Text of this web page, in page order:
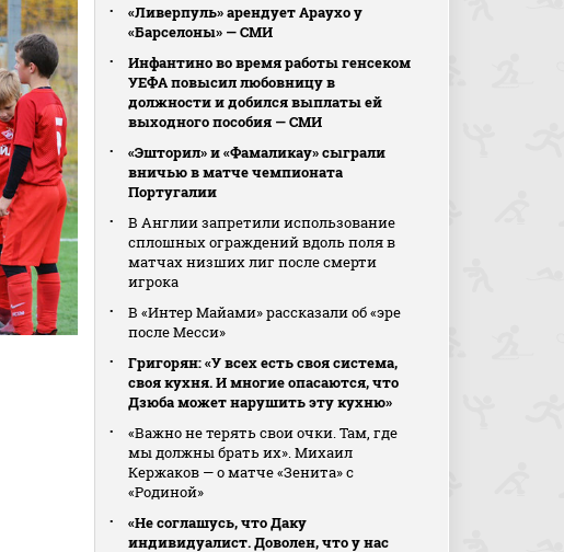
«Ливерпуль» арендует Араухо у
«Барселоны» — СМИ
Инфантино во время работы генсеком
УЕФА повысил любовницу в
должности и добился выплаты ей
выходного пособия — СМИ
«Эшторил» и «Фамаликау» сыграли
вничью в матче чемпионата
Португалии
В Англии запретили использование
сплошных ограждений вдоль поля в
матчах низших лиг после смерти
игрока
В «Интер Майами» рассказали об «эре
после Месси»
Григорян: «У всех есть своя система,
своя кухня. И многие опасаются, что
Дзюба может нарушить эту кухню»
«Важно не терять свои очки. Там, где
мы должны брать их». Михаил
Кержаков — о матче «Зенита» с
«Родиной»
«Не соглашусь, что Даку
индивидуалист. Доволен, что у нас